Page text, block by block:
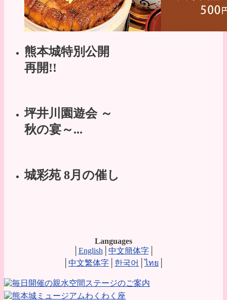
熊本城特別公開
再開!!
坪井川園遊会 ～
秋の宴～...
城彩苑 8月の催し
Languages
English 中文簡体字│
中文繁体字 한국어 │ไทย